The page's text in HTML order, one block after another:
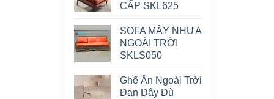
CẤP SKL625
SOFA MÂY NHỰA
NGOÀI TRỜI
SKLS050
Ghế Ăn Ngoài Trời
Đan Dây Dù